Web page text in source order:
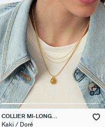
COLLIER MI-LONG
MADELEINE
Kaki / Doré